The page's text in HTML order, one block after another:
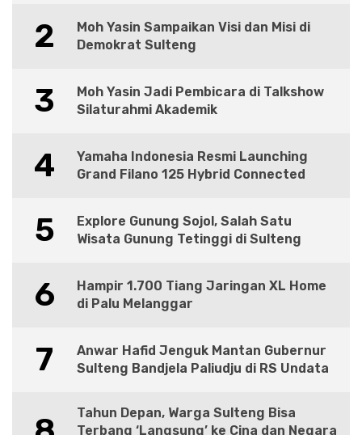
2
Moh Yasin Sampaikan Visi dan Misi di
Demokrat Sulteng
3
Moh Yasin Jadi Pembicara di Talkshow
Silaturahmi Akademik
4
Yamaha Indonesia Resmi Launching
Grand Filano 125 Hybrid Connected
5
Explore Gunung Sojol, Salah Satu
Wisata Gunung Tetinggi di Sulteng
6
Hampir 1.700 Tiang Jaringan XL Home
di Palu Melanggar
7
Anwar Hafid Jenguk Mantan Gubernur
Sulteng Bandjela Paliudju di RS Undata
Tahun Depan, Warga Sulteng Bisa
Terbang ‘Langsung’ ke Cina dan Negara